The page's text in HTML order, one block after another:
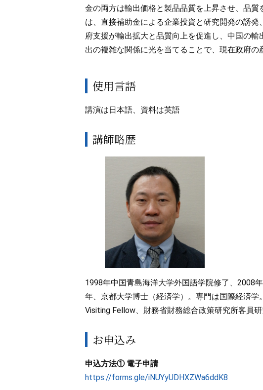
金の両方は輸出価格と製品品質を上昇させ、品
は、直接補助金による企業投資と研究開発の誘
府支援が輸出拡大と品質向上を促進し、中国の
出の複雑な関係に光を当てることで、現在政府
使用言語
講演は日本語、資料は英語
講師略歴
1998年中国青島海洋大学外国語学院修了、2008
年、京都大学博士（経済学）。専門は国際経済
Visiting Fellow、財務省財務総合政策研究所客員研
お申込み
申込方法① 電子申請
https://forms.gle/iNUYyUDHXZWa6ddK8